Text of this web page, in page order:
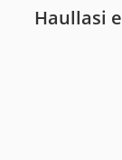
Haullasi